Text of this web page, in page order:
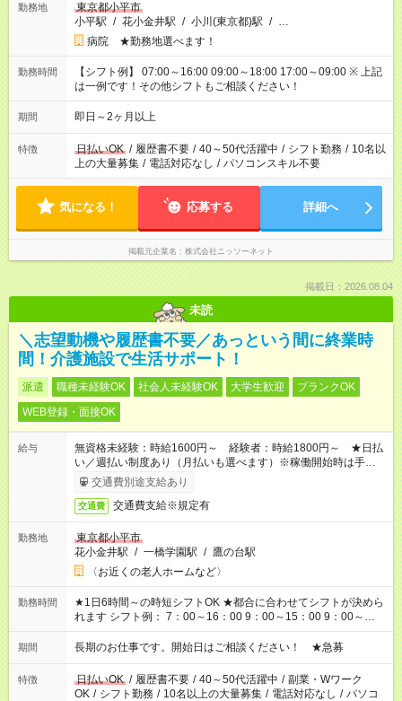
勤務地
東京都小平市
小平駅 / 花小金井駅 / 小川(東京都)駅 / …
病院 ★勤務地選べます！
勤務時間
【シフト例】 07:00～16:00 09:00～18:00 17:00～09:00 ※ 上記
は一例です！その他シフトもご相談ください！
期間 即日～2ヶ月以上
特徴 日払いOK / 履歴書不要 / 40～50代活躍中 / シフト勤務 / 10名以
上の大量募集 / 電話対応なし / パソコンスキル不要
気になる！ 応募する 詳細へ
掲載元企業名 株式会社ニッソーネット
掲載日：2026.08.04
未読
＼志望動機や履歴書不要／あっという間に終業時
間！介護施設で生活サポート！
派遣 職種未経験OK 社会人未経験OK 大学生歓迎
ブランクOK
WEB登録・面接OK
給与
無資格未経験：時給1600円～ 経験者：時給1800円～ ★日払
い／週払い制度あり（月払いも選べます）※稼働開始時は手続き
完了次第のお支払いとなります。
交通費別途支給あり
交通費 交通費支給※規定有
勤務地
東京都小平市
花小金井駅 / 一橋学園駅 / 鷹の台駅
〈お近くの老人ホームなど〉
勤務時間
★1日6時間～の時短シフトOK ★都合に合わせてシフトが決めら
れます シフト例： 7：00～16：00 9：00～15：00 9：00～
18：00 11：00～20：00 など ※Wワークの場合、他のお仕事と
合わせ週40時間超の就業はご案内できません ※法令に基づき、
派遣法（日雇い派遣の原則禁止）により、短時間・短期間の就
業はご案内が難しい場合があります
期間 長期のお仕事です。開始日はご相談ください！ ★急募
特徴 日払いOK / 履歴書不要 / 40～50代活躍中 / 副業・Wワーク
OK / シフト勤務 / 10名以上の大量募集 / 電話対応なし / パソコ